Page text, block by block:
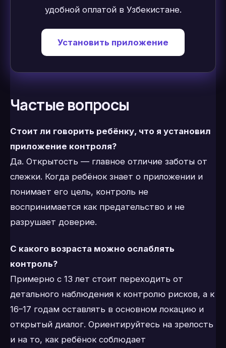
удобной оплатой в Узбекистане.
Установить приложение
Частые вопросы
Стоит ли говорить ребёнку, что я установил
приложение контроля?
Да. Открытость — главное отличие заботы от
слежки. Когда ребёнок знает о приложении и
понимает его цель, контроль не
воспринимается как предательство и не
разрушает доверие.
С какого возраста можно ослаблять
контроль?
Примерно с 13 лет стоит переходить от
детального наблюдения к контролю рисков, а к
16–17 годам оставлять в основном локацию и
открытый диалог. Ориентируйтесь на зрелость
и на то, как ребёнок соблюдает